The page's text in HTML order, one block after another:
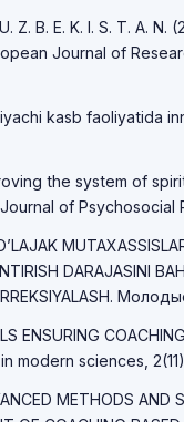
Z. B. E. K. I. S. T. A. N.
Journal of
kasb faoliyatida
the system of
of Psychosocial
DARAJASINI
ENSURING
modern sciences,
METHODS AND